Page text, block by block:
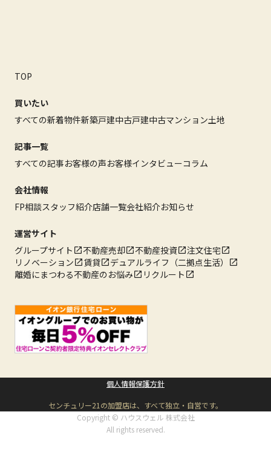
TOP
買いたい
すべての新着物件新築戸建中古戸建中古マンション土地
記事一覧
すべての記事お客様の声お客様インタビューコラム
会社情報
FP相談スタッフ紹介店舗一覧会社紹介お知らせ
運営サイト
グループサイト
不動産売却 不動産投資
注文住宅
リノベーション
賃貸
デュアルライフ（二拠点生活）
離婚にまつわる不動産のお悩み
リクルート
個人情報保護方針
センチュリー21の加盟店は、すべて独立・自営です。
Copyright © ハウスウェル 株式会社
All rights reserved.